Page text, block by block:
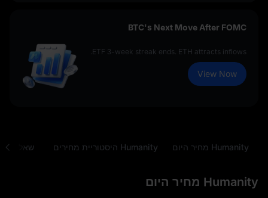
BTC's Next Move After FOMC
ETF 3-week streak ends. ETH attracts inflows.
View Now
Humanity מחיר היום Humanity היסטוריית מחירים שאלות
Humanity מחיר היום